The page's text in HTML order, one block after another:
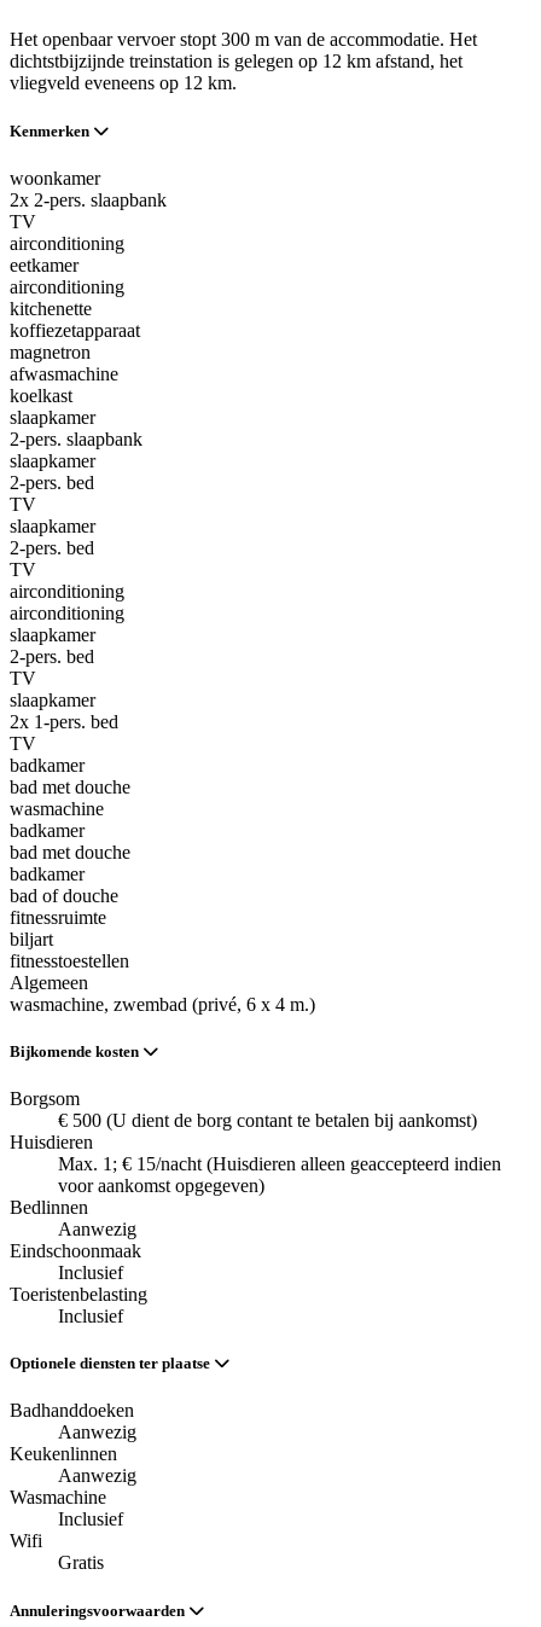
Het openbaar vervoer stopt 300 m van de accommodatie. Het
dichtstbijzijnde treinstation is gelegen op 12 km afstand, het
vliegveld eveneens op 12 km.
Kenmerken
woonkamer
2x 2-pers. slaapbank
TV
airconditioning
eetkamer
airconditioning
kitchenette
koffiezetapparaat
magnetron
afwasmachine
koelkast
slaapkamer
2-pers. slaapbank
slaapkamer
2-pers. bed
TV
slaapkamer
2-pers. bed
TV
airconditioning
airconditioning
slaapkamer
2-pers. bed
TV
slaapkamer
2x 1-pers. bed
TV
badkamer
bad met douche
wasmachine
badkamer
bad met douche
badkamer
bad of douche
fitnessruimte
biljart
fitnesstoestellen
Algemeen
wasmachine, zwembad (privé, 6 x 4 m.)
Bijkomende kosten
Borgsom
€ 500 (U dient de borg contant te betalen bij aankomst)
Huisdieren
Max. 1; € 15/nacht (Huisdieren alleen geaccepteerd indien
voor aankomst opgegeven)
Bedlinnen
Aanwezig
Eindschoonmaak
Inclusief
Toeristenbelasting
Inclusief
Optionele diensten ter plaatse
Badhanddoeken
Aanwezig
Keukenlinnen
Aanwezig
Wasmachine
Inclusief
Wifi
Gratis
Annuleringsvoorwaarden